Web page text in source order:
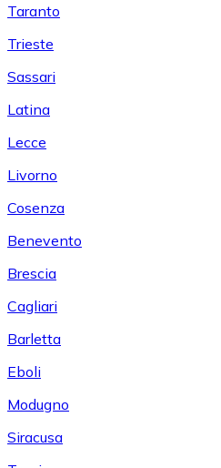
Taranto
Trieste
Sassari
Latina
Lecce
Livorno
Cosenza
Benevento
Brescia
Cagliari
Barletta
Eboli
Modugno
Siracusa